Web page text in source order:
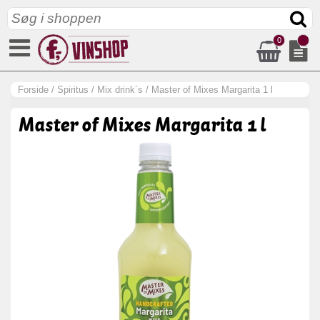
0
Forside / Spiritus / Mix drink´s / Master of Mixes Margarita 1 l
Master of Mixes Margarita 1 l